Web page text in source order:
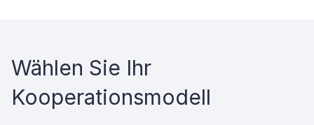
Wählen Sie Ihr
Kooperationsmodell